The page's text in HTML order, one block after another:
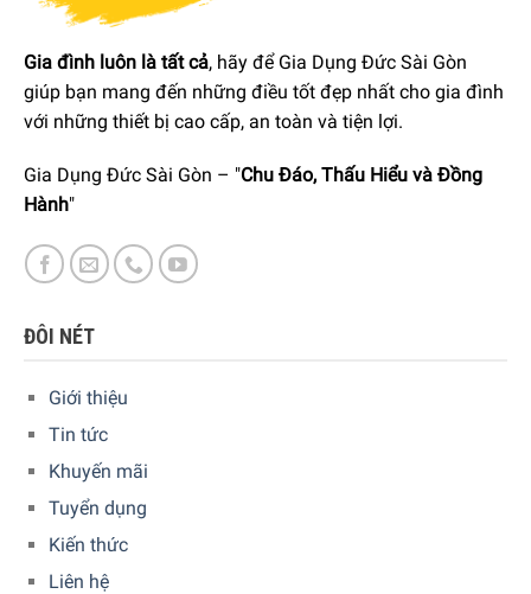
Không chỉ là một cốc trà thông thường, cốc trà vành thấp
Dibbern Golden Forest 0112007200 mang đến cho bạn sự
thoải mái tối đa. Với trọng lượng nhẹ hơn 30% so với các
sản phẩm cùng loại, bạn sẽ cảm nhận được sự thoải mái
thưởng thức trà yêu thích của mình.
Gia đình luôn là tất cả, hãy để Gia Dụng Đức Sài Gòn
giúp bạn mang đến những điều tốt đẹp nhất cho gia đình
với những thiết bị cao cấp, an toàn và tiện lợi.
Gia Dụng Đức Sài Gòn – "Chu Đáo, Thấu Hiểu và Đồng
Hành"
ĐÔI NÉT
Giới thiệu
Tin tức
Khuyến mãi
Tuyển dụng
Kiến thức
Liên hệ